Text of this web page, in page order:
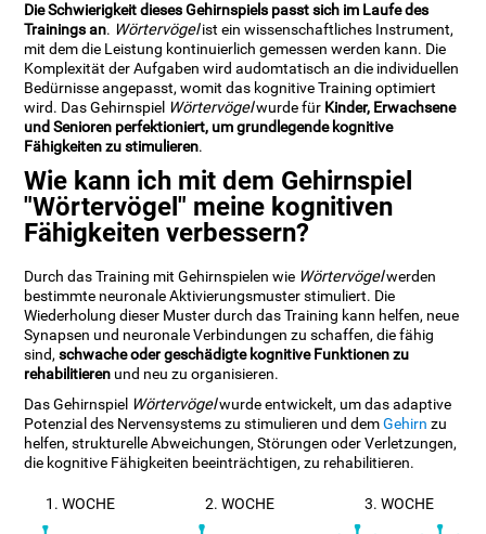
Die Schwierigkeit dieses Gehirnspiels passt sich im Laufe des
Trainings an. Wörtervögelist ein wissenschaftliches Instrument,
mit dem die Leistung kontinuierlich gemessen werden kann. Die
Komplexität der Aufgaben wird audomtatisch an die individuellen
Bedürnisse angepasst, womit das kognitive Training optimiert
wird. Das Gehirnspiel Wörtervögelwurde für Kinder, Erwachsene
und Senioren perfektioniert, um grundlegende kognitive
Fähigkeiten zu stimulieren.
Wie kann ich mit dem Gehirnspiel
"Wörtervögel" meine kognitiven
Fähigkeiten verbessern?
Durch das Training mit Gehirnspielen wie Wörtervögelwerden
bestimmte neuronale Aktivierungsmuster stimuliert. Die
Wiederholung dieser Muster durch das Training kann helfen, neue
Synapsen und neuronale Verbindungen zu schaffen, die fähig
sind,schwache oder geschädigte kognitive Funktionen zu
rehabilitieren und neu zu organisieren.
Das Gehirnspiel Wörtervögelwurde entwickelt, um das adaptive
Potenzial des Nervensystems zu stimulieren und demGehirn zu
helfen, strukturelle Abweichungen, Störungen oder Verletzungen,
die kognitive Fähigkeiten beeinträchtigen, zu rehabilitieren.
1. WOCHE 2. WOCHE 3. WOCHE